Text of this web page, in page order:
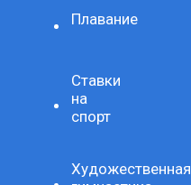
Плавание
Ставки
на
спорт
Художественная